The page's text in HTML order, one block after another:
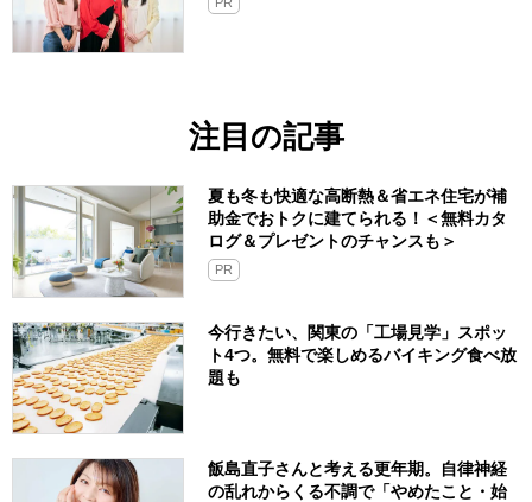
注目の記事
夏も冬も快適な高断熱＆省エネ住宅が補
助金でおトクに建てられる！＜無料カタ
ログ＆プレゼントのチャンスも＞
PR
今行きたい、関東の「工場見学」スポッ
ト4つ。無料で楽しめるバイキング食べ放
題も
飯島直子さんと考える更年期。自律神経
の乱れからくる不調で「やめたこと・始